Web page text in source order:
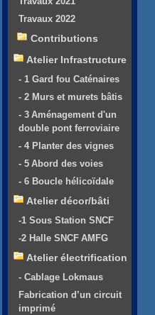
Travaux 2022
Contributions
Atelier Infrastructure
- 1 Gard fou Caténaires
- 2 Murs et murets bâtis
- 3 Aménagement d'un
double pont ferroviaire
- 4 Planter des vignes
- 5 Abord des voies
- 6 Boucle hélicoïdale
Atelier décor/bâti
-1 Sous Station SNCF
-2 Halle SNCF AMFG
Atelier électrification
- Cablage Lokmaus
Fabrication d’un circuit
imprimé